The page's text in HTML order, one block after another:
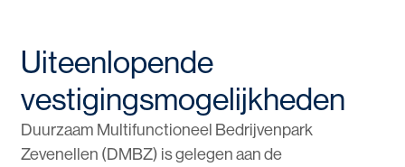
Uiteenlopende
vestigingsmogelijkheden
Duurzaam Multifunctioneel Bedrijvenpark
Zevenellen (DMBZ) is gelegen aan de